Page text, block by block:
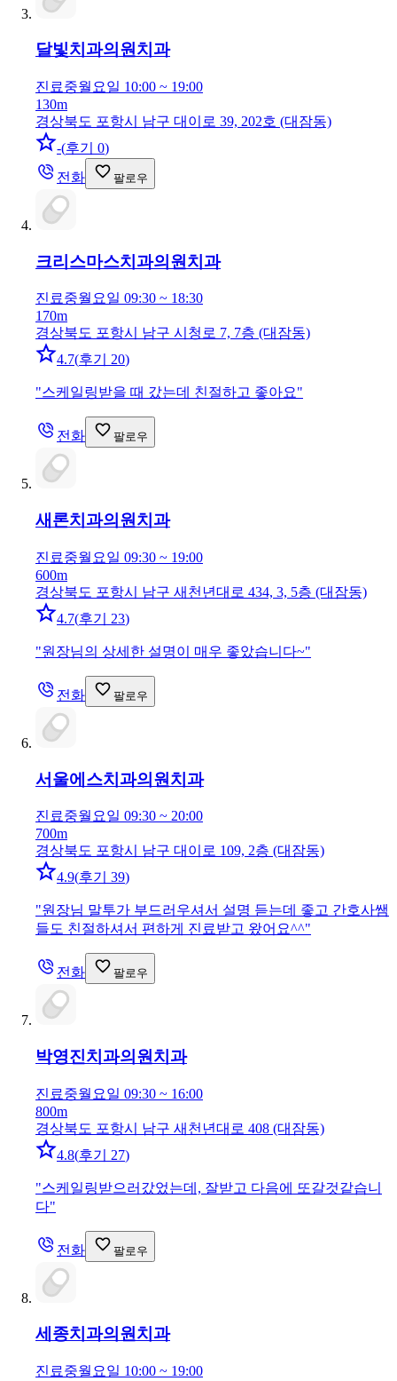
달빛치과의원치과
진료중월요일 10:00 ~ 19:00
130m
경상북도 포항시 남구 대이로 39, 202호 (대잠동)
-(후기 0)
전화
팔로우
크리스마스치과의원 치과
진료중월요일 09:30 ~ 18:30
170m
경상북도 포항시 남구 시청로 7, 7층 (대잠동)
4.7(후기 20)
"스케일링받을 때 갔는데 친절하고 좋아요"
전화 팔로우
새론치과의원 치과
진료중월요일 09:30 ~ 19:00
600m
경상북도 포항시 남구 새천년대로 434, 3, 5층 (대잠동)
4.7(후기 23)
"원장님의 상세한 설명이 매우 좋았습니다~"
전화 팔로우
서울에스치과의원 치과
진료중월요일 09:30 ~ 20:00
700m
경상북도 포항시 남구 대이로 109, 2층 (대잠동)
4.9(후기 39)
"원장님 말투가 부드러우셔서 설명 듣는데 좋고 간호사쌤
들도 친절하셔서 편하게 진료받고 왔어요^^"
전화 팔로우
박영진치과의원 치과
진료중월요일 09:30 ~ 16:00
800m
경상북도 포항시 남구 새천년대로 408 (대잠동)
4.8(후기 27)
"스케일링받으러갔었는데, 잘받고 다음에 또갈것같습니
다"
전화 팔로우
세종치과의원치과
진료중월요일 10:00 ~ 19:00